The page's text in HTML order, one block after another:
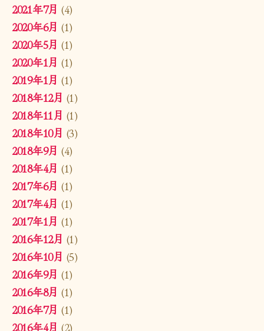
2021年7月 (4)
2020年6月 (1)
2020年5月 (1)
2020年1月 (1)
2019年1月 (1)
2018年12月 (1)
2018年11月 (1)
2018年10月 (3)
2018年9月 (4)
2018年4月 (1)
2017年6月 (1)
2017年4月 (1)
2017年1月 (1)
2016年12月 (1)
2016年10月 (5)
2016年9月 (1)
2016年8月 (1)
2016年7月 (1)
2016年4月 (2)